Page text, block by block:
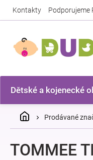
Kontakty Podporujeme
Dětské a kojenecké
DomůProdávané
TOMMEE